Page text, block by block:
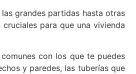
grandes partidas hasta otras
para que una vivienda
con los que te puedes
y paredes, las tuberías que